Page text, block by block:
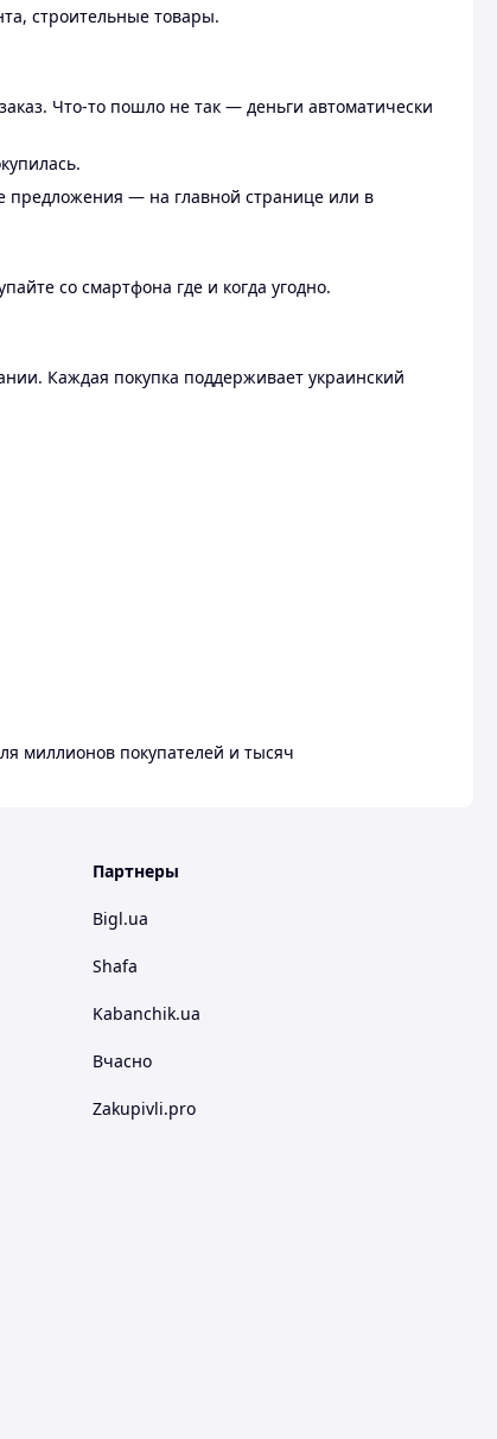
строительные товары.
Что-то пошло не так — деньги автоматически
предложения — на главной странице или в
со смартфона где и когда угодно.
Каждая покупка поддерживает украинский
миллионов покупателей и тысяч
Партнеры
Bigl.ua
Shafa
Kabanchik.ua
Вчасно
Zakupivli.pro